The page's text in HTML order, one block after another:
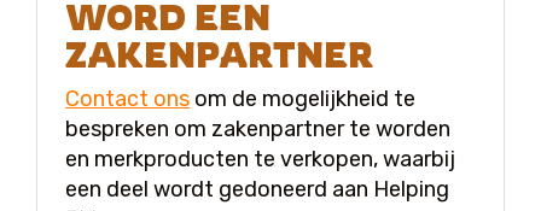
WORD EEN
ZAKENPARTNER
Contact ons om de mogelijkheid te
bespreken om zakenpartner te worden
en merkproducten te verkopen, waarbij
een deel wordt gedoneerd aan Helping